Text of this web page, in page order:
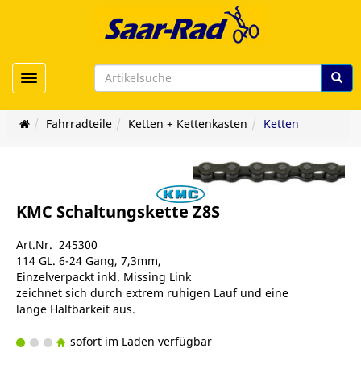
Toggle navigation
Fahrradteile Ketten + Kettenkasten Ketten
KMC Schaltungskette Z8S
Art.Nr. 245300
114 GL. 6-24 Gang, 7,3mm,
Einzelverpackt inkl. Missing Link
zeichnet sich durch extrem ruhigen Lauf und eine
lange Haltbarkeit aus.
sofort im Laden verfügbar